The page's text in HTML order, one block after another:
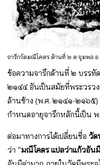
จารึกวัดมณีโคตร ด้านที่ ๒ ต.จุมพล อ
ข้อความจารึกด้านที่ ๒ บรรทั
๒๑๔๔ อันเป็นสมัยที่พระวรว
ล้านช้าง (พ.ศ. ๒๑๔๑-๒๑๖๕)
กำหนดอายุจารึกหลักนี้เป็น
ต่อมาทางการได้เปลี่ยนชื่อ วัด
ว่า “มณีโคตร แปลว่าแก้วอัน